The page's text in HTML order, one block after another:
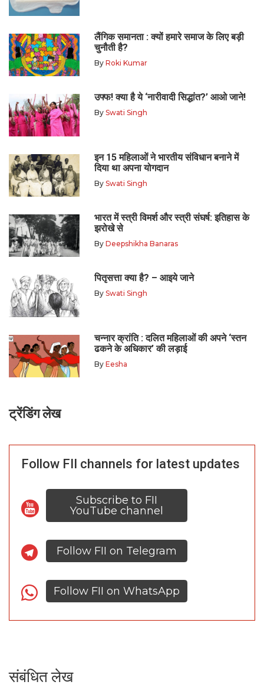
लैंगिक समानता : क्यों हमारे समाज के लिए बड़ी
चुनौती है?
By Roki Kumar
उफ्फ! क्या है ये ‘नारीवादी सिद्धांत?’ आओ जाने!
By Swati Singh
इन 15 महिलाओं ने भारतीय संविधान बनाने में
दिया था अपना योगदान
By Swati Singh
भारत में स्त्री विमर्श और स्त्री संघर्ष: इतिहास के
झरोखे से
By Deepshikha Banaras
पितृसत्ता क्या है? – आइये जाने
By Swati Singh
चन्नार क्रांति : दलित महिलाओं की अपने ‘स्तन
ढकने के अधिकार’ की लड़ाई
By Eesha
ट्रेंडिंग लेख
Follow FII channels for latest updates
Subscribe to FII
YouTube channel
Follow FII on Telegram
Follow FII on WhatsApp
संबंधित लेख